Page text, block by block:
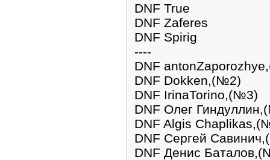
DNF True
DNF Zaferes
DNF Spirig
----
DNF
DNF Dokken,(№2)
DNF IrinaTorino,(№3)
DNF Олег
DNF Algis
DNF Сергей
DNF Денис